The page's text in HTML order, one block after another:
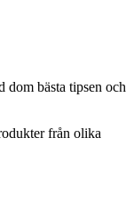
bästa tipsen och
från olika